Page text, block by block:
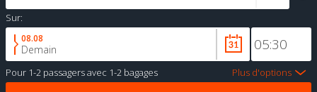
Sur:
08.08
Demain
Pour 1-2 passagersavec 1-2 bagages Plus d'options